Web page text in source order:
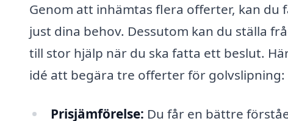
Genom att inhämtas flera offerter, kan du
just dina behov. Dessutom kan du ställa
till stor hjälp när du ska fatta ett beslut.
idé att begära tre offerter för golvslipning:
Prisjämförelse: Du får en bättre